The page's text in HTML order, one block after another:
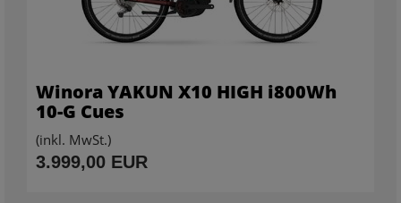
Winora YAKUN X10 HIGH i800Wh
10-G Cues
(inkl. MwSt.)
3.999,00 EUR